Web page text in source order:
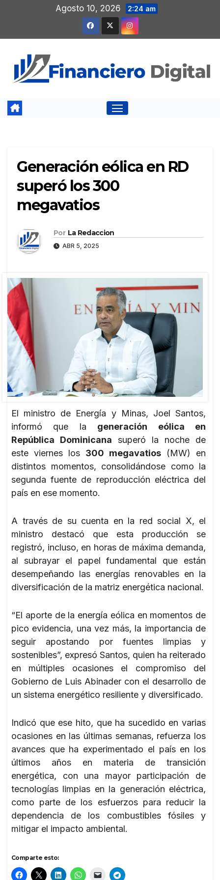
contenido
Agosto 10, 2026 2:24 am
Generación eólica en RD
superó los 300
megavatios
Por La Redaccion
ABR 5, 2025
El ministro de Energía y Minas, Joel Santos,
informó que la generación eólica en
República Dominicana superó la noche de
este viernes los 300 megavatios (MW) en
distintos momentos, consolidándose como la
segunda fuente de reproducción eléctrica del
país en ese momento.
A través de su cuenta en la red social X, el
ministro destacó que esta producción se
registró, incluso, en horas de máxima demanda,
al subrayar el papel fundamental que están
desempeñando las energías renovables en la
diversificación de la matriz energética nacional.
“El aporte de la energía eólica en momentos de
pico evidencia, una vez más, la importancia de
seguir apostando por fuentes limpias y
sostenibles”, expresó Santos, quien ha reiterado
en múltiples ocasiones el compromiso del
Gobierno de Luis Abinader con el desarrollo de
un sistema energético resiliente y diversificado.
Indicó que ese hito, que ha sucedido en varias
ocasiones en las últimas semanas, refuerza los
avances que ha experimentado el país en los
últimos años en materia de transición
energética, con una mayor participación de
tecnologías limpias en la generación eléctrica,
como parte de los esfuerzos para reducir la
dependencia de los combustibles fósiles y
mitigar el impacto ambiental.
Comparte esto: